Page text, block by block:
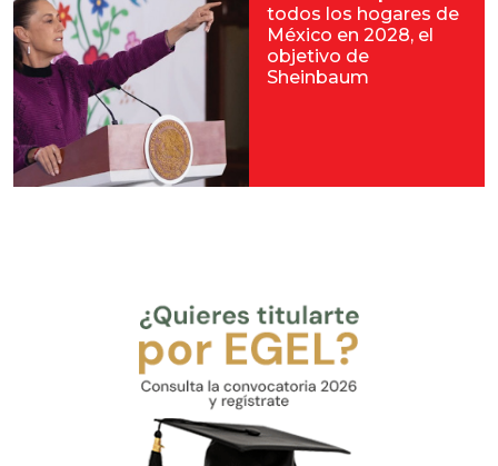
todos los hogares de
México en 2028, el
objetivo de
Sheinbaum